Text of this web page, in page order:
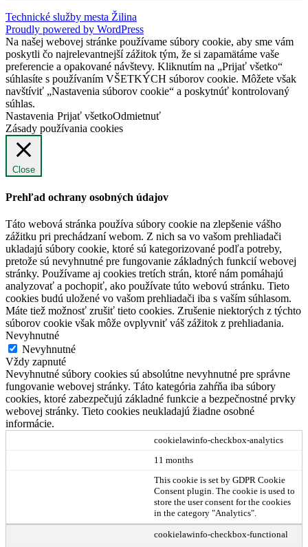
Technické služby mesta Žilina
Proudly powered by WordPress
Na našej webovej stránke používame súbory cookie, aby sme vám
poskytli čo najrelevantnejší zážitok tým, že si zapamätáme vaše
preferencie a opakované návštevy. Kliknutím na „Prijať všetko“
súhlasíte s používaním VŠETKÝCH súborov cookie. Môžete však
navštíviť „Nastavenia súborov cookie“ a poskytnúť kontrolovaný
súhlas.
Nastavenia Prijať všetkoOdmietnuť
Zásady používania cookies
Close
Prehľad ochrany osobných údajov
Táto webová stránka používa súbory cookie na zlepšenie vášho
zážitku pri prechádzaní webom. Z nich sa vo vašom prehliadači
ukladajú súbory cookie, ktoré sú kategorizované podľa potreby,
pretože sú nevyhnutné pre fungovanie základných funkcií webovej
stránky. Používame aj cookies tretích strán, ktoré nám pomáhajú
analyzovať a pochopiť, ako používate túto webovú stránku. Tieto
cookies budú uložené vo vašom prehliadači iba s vaším súhlasom.
Máte tiež možnosť zrušiť tieto cookies. Zrušenie niektorých z týchto
súborov cookie však môže ovplyvniť váš zážitok z prehliadania.
Nevyhnutné
Nevyhnutné
Vždy zapnuté
Nevyhnutné súbory cookies sú absolútne nevyhnutné pre správne
fungovanie webovej stránky. Táto kategória zahŕňa iba súbory
cookies, ktoré zabezpečujú základné funkcie a bezpečnostné prvky
webovej stránky. Tieto cookies neukladajú žiadne osobné
informácie.
cookielawinfo-checkbox-analytics
11 months
This cookie is set by GDPR Cookie
Consent plugin. The cookie is used to
store the user consent for the cookies
in the category "Analytics".
cookielawinfo-checkbox-functional